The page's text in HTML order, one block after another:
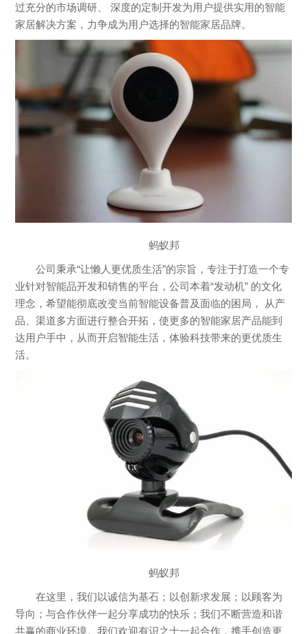
过充分的市场调研、 深度的定制开发为用户提供实用的智能
家居解决方案，力争成为用户选择的智能家居品牌。
蚂蚁邦
公司秉承“让懒人更优质生活”的宗旨，专注于打造一个专
业针对智能品开发和销售的平台，公司本着“发动机” 的文化
理念，希望能彻底改变当前智能设备普及面临的困局， 从产
品、渠道多方面进行整合开拓，使更多的智能家居产品能到
达用户手中，从而开启智能生活，体验科技带来的更优质生
活。
蚂蚁邦
在这里，我们以诚信为基石；以创新求发展；以顾客为
导向；与合作伙伴一起分享成功的快乐；我们不断营造和谐
共赢的商业环境。我们欢迎有识之士一起合作，携手创造更